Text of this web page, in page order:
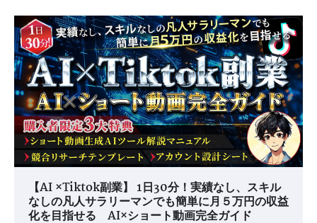
ョ
ン
【AI ×Tiktok副業】 1日30分！実績なし、スキル
なしの凡人サラリーマンでも簡単に月５万円の収益
化を目指せる AI×ショート動画完全ガイド